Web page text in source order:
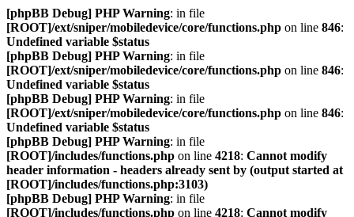
[phpBB Debug] PHP Warning: in file
[ROOT]/ext/sniper/mobiledevice/core/functions.php on line 846:
Undefined variable $status
[phpBB Debug] PHP Warning: in file
[ROOT]/ext/sniper/mobiledevice/core/functions.php on line 846:
Undefined variable $status
[phpBB Debug] PHP Warning: in file
[ROOT]/ext/sniper/mobiledevice/core/functions.php on line 846:
Undefined variable $status
[phpBB Debug] PHP Warning: in file
[ROOT]/includes/functions.php on line 4218: Cannot modify
header information - headers already sent by (output started at
[ROOT]/includes/functions.php:3103)
[phpBB Debug] PHP Warning: in file
[ROOT]/includes/functions.php on line 4218: Cannot modify